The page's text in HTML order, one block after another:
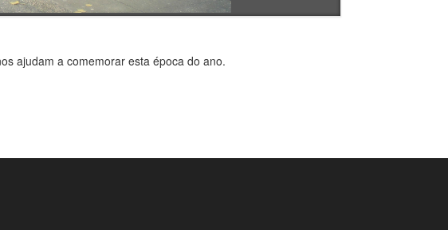
ajudam a comemorar esta época do ano.